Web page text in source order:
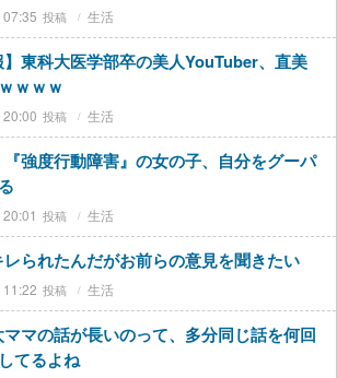
生活
】東科大医学部卒の美人YouTuber、直美
ｗｗｗ
生活
『強度行動障害』の女の子、自分をグーパ
生活
られたんだがお前らの意見を聞きたい
生活
マの話が長いのって、多分同じ話を何回
てるよね